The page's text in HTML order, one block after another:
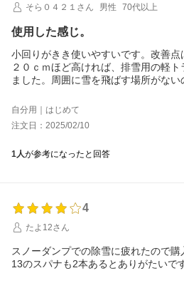
そら０４２１さん
男性 70代以上
使用した感じ。
小回りがきき使いやすいです。改善点
２０ｃｍほど高ければ、排雪用の軽
ました。周囲に雪を飛ばす場所がない
自分用｜はじめて
注文日：2025/02/10
1人が参考になったと回答
4
たよ12さん
スノーダンプでの除雪に疲れたので購
13のスパナも2本あるとありがたいで